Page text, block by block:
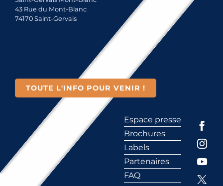
43 Rue du Mont-Blanc
74170 Saint-Gervais
TOUTE L'INFO POUR VENIR !
Espace presse
Brochures
Labels
Partenaires
FAQ